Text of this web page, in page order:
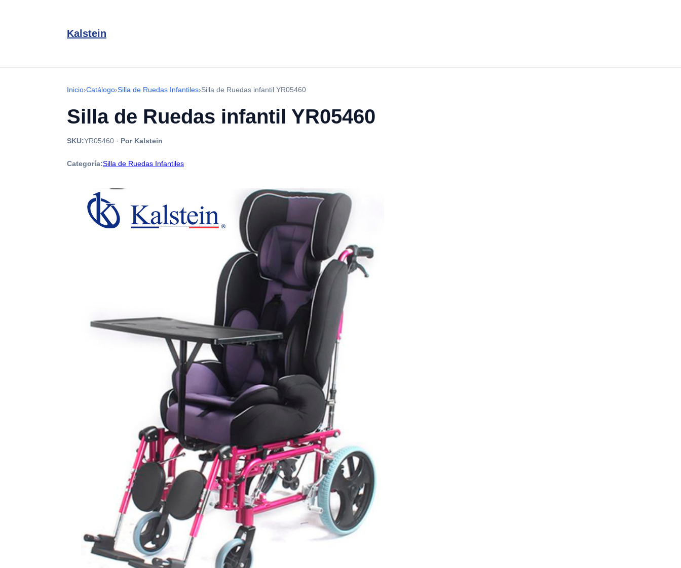
Kalstein
Inicio›Catálogo›Silla de Ruedas Infantiles›Silla de Ruedas infantil YR05460
Silla de Ruedas infantil YR05460
SKU:YR05460 · Por Kalstein
Categoría:Silla de Ruedas Infantiles